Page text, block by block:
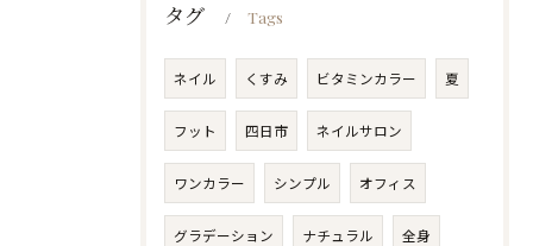
タグ Tags
ネイル くすみ ビタミンカラー 夏
フット 四日市 ネイルサロン
ワンカラー シンプル オフィス
グラデーション ナチュラル 全身